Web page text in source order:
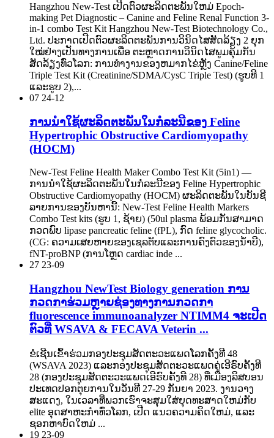
Hangzhou New-Test ເປີດຕົວຜະລິດຕະພັນໃຫມ່ Epoch-
making Pet Diagnostic – Canine and Feline Renal Function 3-
in-1 combo Test Kit Hangzhou New-Test Biotechnology Co.,
Ltd. ປະກາດເປີດຕົວຜະລິດຕະພັນການວິນິດໄສສັດລ້ຽງ 2 ຍຸກ
ໃໝ່ຢ່າງເປັນທາງການເພື່ອ ຕະຫຼາດການວິນິດໄສພູມຄຸ້ມກັນ
ສັດລ້ຽງທົ່ວໂລກ: ການທໍາງານຂອງຫມາກໄຂ່ຫຼັງ Canine/Feline
Triple Test Kit (Creatinine/SDMA/CysC Triple Test) (ຮູບທີ 1
ແລະຮູບ 2),...
07 24-12
ການນໍາໃຊ້ຜະລິດຕະພັນໃນກໍລະນີຂອງ Feline
Hypertrophic Obstructive Cardiomyopathy
(HOCM)
New-Test Feline Health Maker Combo Test Kit (5in1) —
ການ​ນໍາ​ໃຊ້​ຜະ​ລິດ​ຕະ​ພັນ​ໃນ​ກໍ​ລະ​ນີ​ຂອງ Feline Hypertrophic
Obstructive Cardiomyopathy (HOCM) ຜະ​ລິດ​ຕະ​ພັນ​ໃນ​ບັນ​ຊີ​
ລາຍ​ການ​ຂອງ​ບັນ​ຫາ​ນີ້: New-Test Feline Health Markers
Combo Test kits (ຮູບ 1, ຊ້າຍ) (50ul plasma ພ້ອມກັນສາມາດ
ກວດພົບ lipase pancreatic feline (fPL), ກົດ feline glycocholic.
(CG: ຄວາມ​ເສຍ​ຫາຍ​ຂອງ​ເຊ​ລ​ຕັບ​ແລະ​ການ​ຄົງ​ຕົວ​ຂອງ​ນ​້​ໍ​າ​ບີ​)​,
fNT​-proBNP (ການ​ໂຫຼດ cardiac inde ...
27 23-09
Hangzhou NewTest Biology generation ການ
ກວດກາຮ່ວມຫຼາຍຊ່ອງທາງການກວດກາ
fluorescence immunoanalyzer NTIMM4 ຈະເປີດ
ຕົວທີ່ WSAVA & FECAVA Veterin ...
ຂໍເຊີນເຂົ້າຮ່ວມກອງປະຊຸມສັດຕະວະແພດໂລກຄັ້ງທີ 48
(WSAVA 2023) ແລະກອງປະຊຸມສັດຕະວະແພດຄູ່ເອີຣົບຄັ້ງທີ
28 (ກອງປະຊຸມສັດຕະວະແພດເອີຣົບຄັ້ງທີ 28) ທີ່ເມືອງລິສບອນ
ປະເທດປອກຕຸຍການໃນວັນທີ 27-29 ກັນຍາ 2023. ງານວາງ
ສະແດງ, ໃນເວລາທີ່ພວກເຮົາຈະສຸມໃສ່ຍຸດທະສາດໃຫມ່ກັບ
elite ອຸດສາຫະກໍາທົ່ວໂລກ, ເປີດ ແນວຄວາມຄິດໃຫມ່, ແລະ
ຊອກຫາບົດໃຫມ່ ...
19 23-09